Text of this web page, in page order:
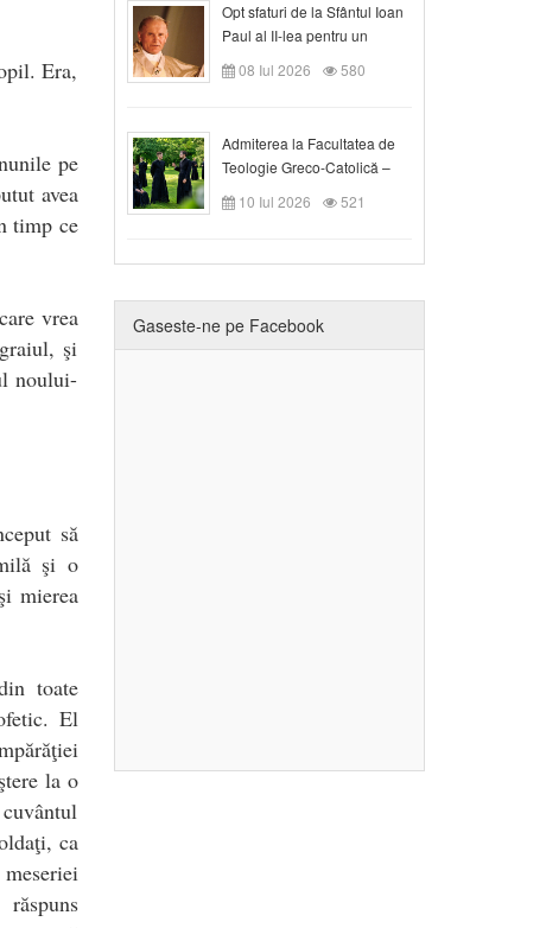
Era,
pe
avea
timp ce
vrea
şi
noului-
să
şi o
mierea
toate
El
la o
ca
Opt sfaturi de la Sfântul Ioan
Paul al II-lea pentru un
creștin
08 Iul 2026 580
Admiterea la Facultatea de
Teologie Greco-Catolică –
Departamentul Blaj în anul
universitar 2026/2027
10 Iul 2026 521
Gaseste-ne pe Facebook